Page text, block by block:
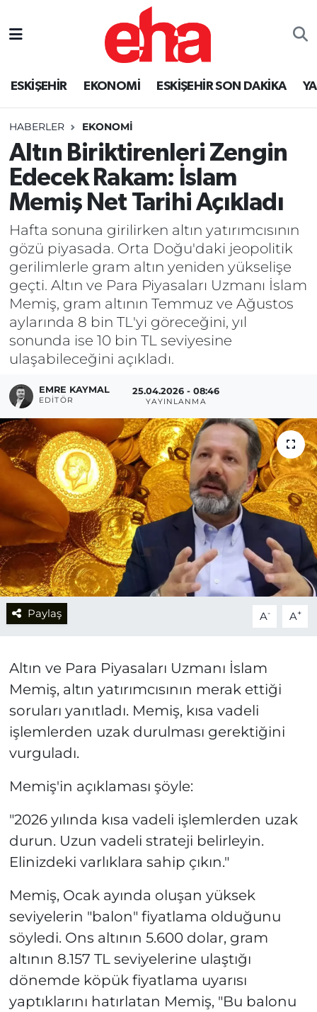
ESKİŞEHİR EKONOMİ ESKİŞEHİR SON DAKİKA
HABERLER EKONOMİ
Altın Biriktirenleri Zengin
Edecek Rakam: İslam
Memiş Net Tarihi Açıkladı
Hafta sonuna girilirken altın yatırımcısının
gözü piyasada. Orta Doğu'daki jeopolitik
gerilimlerle gram altın yeniden yükselişe
geçti. Altın ve Para Piyasaları Uzmanı İslam
Memiş, gram altının Temmuz ve Ağustos
aylarında 8 bin TL'yi göreceğini, yıl
sonunda ise 10 bin TL seviyesine
ulaşabileceğini açıkladı.
EMRE KAYMAL
EDITÖR
25.04.2026 - 08:46
YAYINLANMA
Paylaş A- A+
Altın ve Para Piyasaları Uzmanı İslam
Memiş, altın yatırımcısının merak ettiği
soruları yanıtladı. Memiş, kısa vadeli
işlemlerden uzak durulması gerektiğini
vurguladı.
Memiş'in açıklaması şöyle:
"2026 yılında kısa vadeli işlemlerden uzak
durun. Uzun vadeli strateji belirleyin.
Elinizdeki varlıklara sahip çıkın."
Memiş, Ocak ayında oluşan yüksek
seviyelerin "balon" fiyatlama olduğunu
söyledi. Ons altının 5.600 dolar, gram
altının 8.157 TL seviyelerine ulaştığı
dönemde köpük fiyatlama uyarısı
yaptıklarını hatırlatan Memiş, "Bu balonu